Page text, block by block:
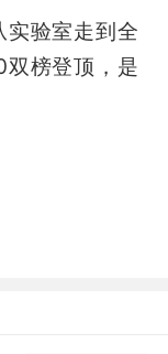
实验室走到全
榜登顶，是